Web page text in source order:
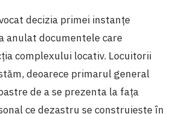
decizia primei instanțe
anulat documentele care
complexului locativ. Locuitorii
deoarece primarul general
de a se prezenta la fața
ce dezastru se construiește în